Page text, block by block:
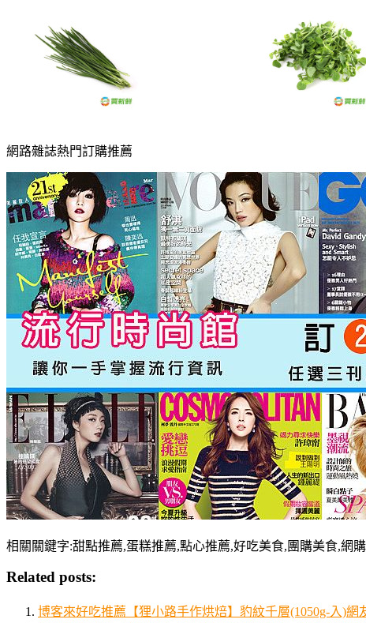
網路雜誌熱門訂購推薦
相關關鍵字:甜點推薦,蛋糕推薦,點心推薦,好吃美食,團購美食,網
Related posts:
博客來好吃推薦【狸小路手作烘焙】豹紋千層(1050g-入)網